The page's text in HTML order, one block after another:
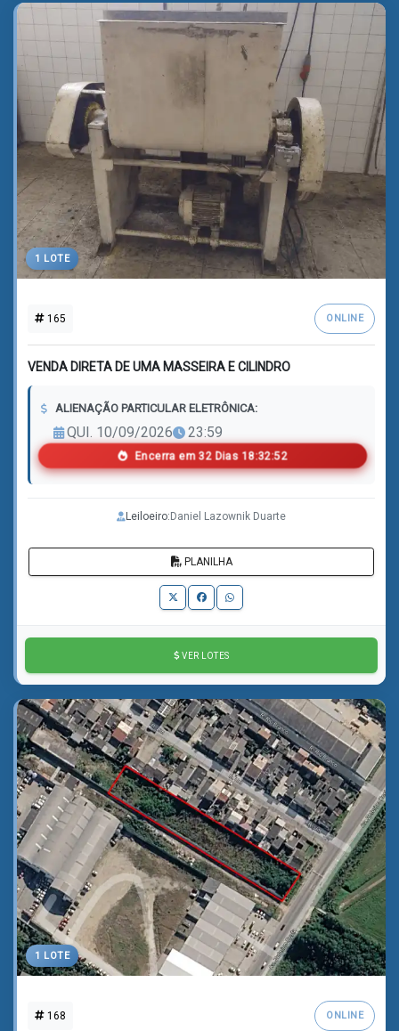
1 LOTE
165 ONLINE
VENDA DIRETA DE UMA MASSEIRA E CILINDRO
ALIENAÇÃO PARTICULAR ELETRÔNICA:
QUI. 10/09/2026 23:59
Encerra em 32 Dias 18:32:50
Leiloeiro: Daniel Lazownik Duarte
PLANILHA
VER LOTES
1 LOTE
168 ONLINE